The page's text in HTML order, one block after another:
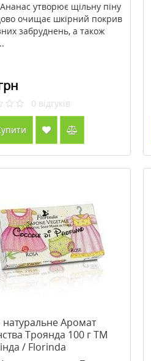
утворює щільну піну
очищає шкірний покрив
забруднень, а також
0 відгуків
Аромат
Троянда 100 г TM
/ Florinda